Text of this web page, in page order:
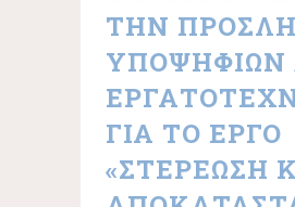
ΤΗΝ
ΥΠΟΨΗΦΙΩΝ
ΓΙΑ ΤΟ ΕΡΓΟ
«ΣΤΕΡΕΩΣΗ